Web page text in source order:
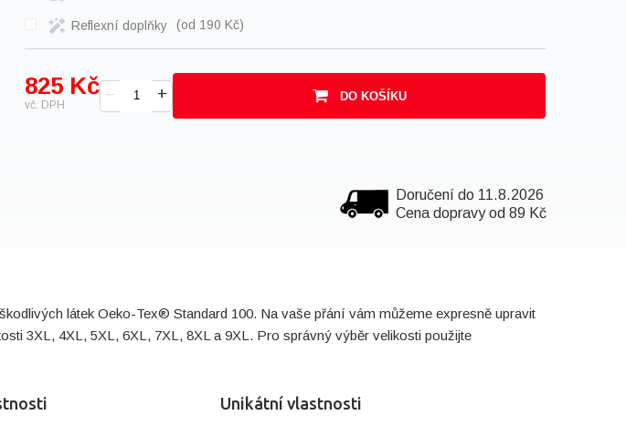
Reflexní doplňky (od 190 Kč)
825 Kč
vč. DPH
– + DO KOŠÍKU
Doručení do 11.8.2026
Cena dopravy od 89 Kč
látek Oeko-Tex® Standard 100. Na vaše přání vám můžeme expresně upravit
3XL, 4XL, 5XL, 6XL, 7XL, 8XL a 9XL. Pro správný výběr velikosti použijte
Unikátní vlastnosti